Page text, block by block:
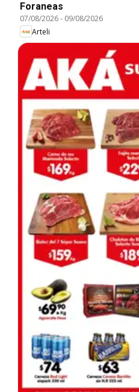
Foraneas
07/08/2026- 09/08/2026
Arteli